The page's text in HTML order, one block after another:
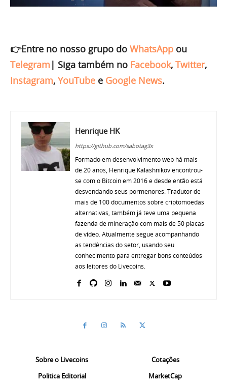
👉Entre no nosso grupo do WhatsApp ou
Telegram | Siga também no Facebook, Twitter,
Instagram, YouTube e Google News.
Henrique HK
https://github.com/sabotag3x
Formado em desenvolvimento web há mais
de 20 anos, Henrique Kalashnikov encontrou-
se com o Bitcoin em 2016 e desde então está
desvendando seus pormenores. Tradutor de
mais de 100 documentos sobre criptomoedas
alternativas, também já teve uma pequena
fazenda de mineração com mais de 50 placas
de vídeo. Atualmente segue acompanhando
as tendências do setor, usando seu
conhecimento para entregar bons conteúdos
aos leitores do Livecoins.
Sobre o Livecoins
Politica Editorial
Cotações
MarketCap